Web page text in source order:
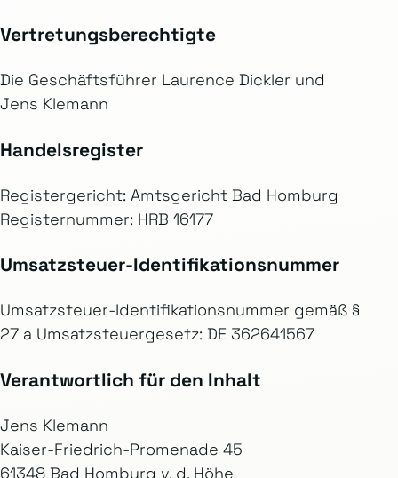
Vertretungsberechtigte
Die Geschäftsführer Laurence Dickler und
Jens Klemann
Handelsregister
Registergericht: Amtsgericht Bad Homburg
Registernummer: HRB 16177
Umsatzsteuer-Identifikationsnummer
Umsatzsteuer-Identifikationsnummer gemäß §
27 a Umsatzsteuergesetz: DE 362641567
Verantwortlich für den Inhalt
Jens Klemann
Kaiser-Friedrich-Promenade 45
61348 Bad Homburg v. d. Höhe